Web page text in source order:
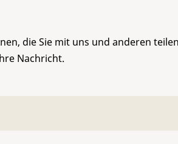
die Sie mit uns und anderen
Nachricht.